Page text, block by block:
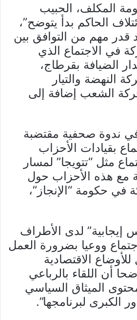
المكلف، الحبيب
الحاكم بدأ يتوضح”،
قدر مهم من التوافق بين
في الاجتماع الذي
الضيافة بقرطاج،
النهضة والتيار
الشعب إضافة إلى
ندوة صحفية مقتضبة
بقيادات الأحزاب
مثل “تتويجا” لمسار
مع هذه الأحزاب حول
في حكومة “الإنجاز”،
إيجابية” لدى الأطراف
ووعيا بضرورة العمل
الاقتصادية
أن اللقاء بالرباعي
الميثاق السياسي
الكبرى لبرنامجها”.